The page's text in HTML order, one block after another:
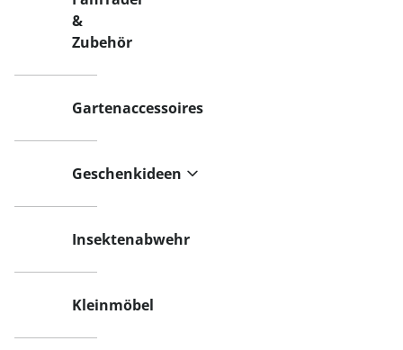
&
Zubehör
Gartenaccessoires
Geschenkideen
Insektenabwehr
Kleinmöbel